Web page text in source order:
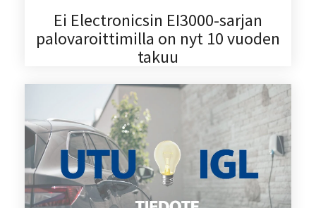
Ei Electronicsin EI3000-sarjan
palovaroittimilla on nyt 10 vuoden
takuu